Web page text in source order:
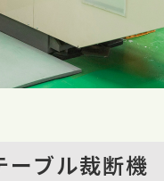
ーブル裁断機